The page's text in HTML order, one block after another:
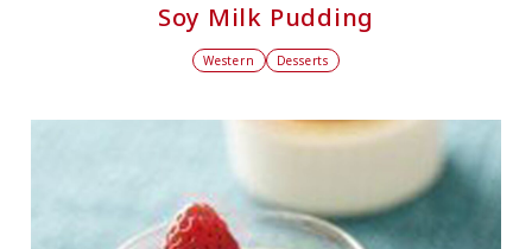
Soy Milk Pudding
Western Desserts